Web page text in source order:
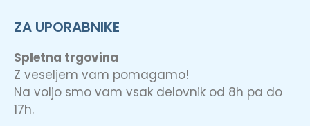
ZA UPORABNIKE
Spletna trgovina
Z veseljem vam pomagamo!
Na voljo smo vam vsak delovnik od 8h pa do
17h.